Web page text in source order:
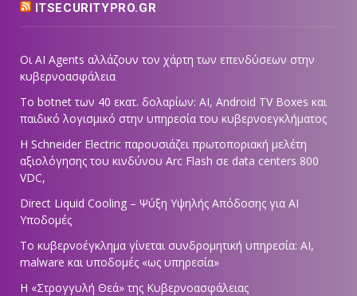
ITSECURITYPRO.GR
Οι AI Agents αλλάζουν τον χάρτη των επενδύσεων στην
κυβερνοασφάλεια
Το botnet των 40 εκατ. δολαρίων: AI, Android TV Boxes και
παιδικό λογισμικό στην υπηρεσία του κυβερνοεγκλήματος
Η Schneider Electric παρουσιάζει πρωτοποριακή μελέτη
αξιολόγησης του κινδύνου Arc Flash σε data centers 800
VDC,
Direct Liquid Cooling – Ψύξη Υψηλής Απόδοσης για AI
Υποδομές
Το κυβερνοέγκλημα γίνεται συνδρομητική υπηρεσία: AI,
malware και υποδομές «ως υπηρεσία»
Η «Στρογγυλή Θεά» της Κυβερνοασφάλειας